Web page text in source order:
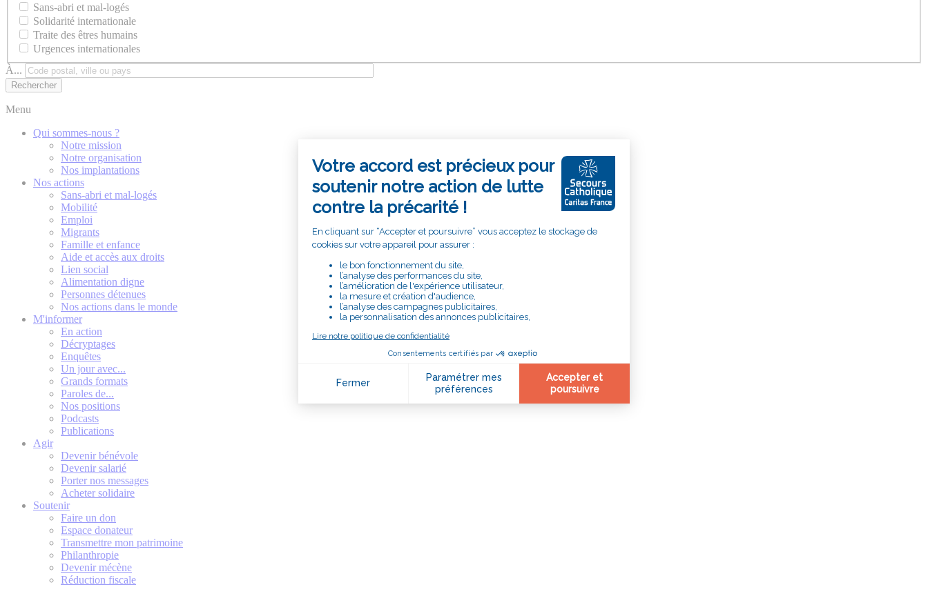
Sans-abri et mal-logés
Solidarité internationale
Traite des êtres humains
Urgences internationales
À...
Menu
Qui sommes-nous ?
Notre mission
Notre organisation
Nos implantations
Nos actions
Sans-abri et mal-logés
Mobilité
Emploi
Migrants
Famille et enfance
Aide et accès aux droits
Lien social
Alimentation digne
Personnes détenues
Nos actions dans le monde
M'informer
En action
Décryptages
Enquêtes
Un jour avec...
Grands formats
Paroles de...
Nos positions
Podcasts
Publications
Agir
Devenir bénévole
Devenir salarié
Porter nos messages
Acheter solidaire
Soutenir
Faire un don
Espace donateur
Transmettre mon patrimoine
Philanthropie
Devenir mécène
Réduction fiscale